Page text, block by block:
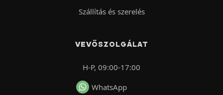
Szállítás és szerelés
VEVŐSZOLGÁLAT
H-P, 09:00-17:00
WhatsApp